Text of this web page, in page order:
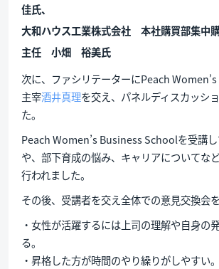
佳氏、
大和ハウス工業株式会社 本社購買部集中
主任 小畑 裕美氏
次に、ファシリテーターにPeach
主宰酒井真理を交え、パネルディスカッシ
た。
Peach Women’s Business Schoolを受講
や、部下育成の悩み、キャリアについてな
行われました。
その後、受講者を交え全体での意見交換会
・女性が活躍するには上司の理解や自身の
る。
・昇格した方が時間のやり繰りがしやすい。